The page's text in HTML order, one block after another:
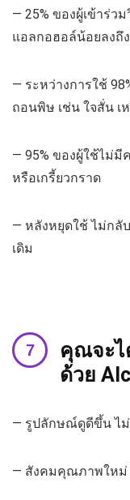
— 25% ของผู้เข้าร่ว
แอลกอฮอล์น้อยลงถึง
— ระหว่างการใช้
ถอนพิษ เช่น ใจสั่น เ
— 95% ของผู้ใช้ไม่
หรือเกรี้ยวกราด
— หลังหยุดใช้ ไม่กลั
เดิม
คุณจะไ
ด้วย
— รูปลักษณ์ดูดีขึ้น ไม่
— สังคมคุณภาพใหม่